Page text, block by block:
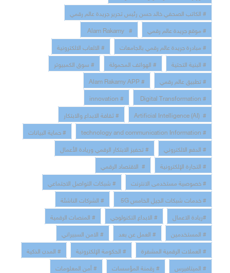
# الكاتب الصحفي خالد حسن رئيس تحرير جريدة عالم رقمي
# موقع جريدة عالم رقمي
# Alam Rakamy
# مبادرة جريدة عالم رقمي بالجامعات
# الالعاب الالكترونية
# البنية التحتية
# الهواتف المحمولة
# سوق الكمبيوتر
# تطبيق عالم رقمي
# Alam Rakamy APP
# Digital Transformation
# innovation
# Artificial Intelligence (AI)
# ثقافة الابداع والابتكار
# technology and communication Information
# حماية البيانات
# الدفع الالكتروني
# تحفيز الابتكار الرقمي وريادة الأعمال
# التجارة الإلكترونية
# الاقتصاد الرقمي
# خصوصية مستخدمى الانترنت
# شبكات التواصل الاجتماعي
# خدمات شبكات الجيل الخامس 5G
# الشركات الناشئة
#ريادة الاعمال
# الابداع التكنولوجي
# المنصات الرقمية
# المستخدمين
# العمل عن بعد
# الامن السبيراني
# العملات الرقمية المشفرة
# الحكومة الإلكترونية
# المدن الذكية
# الميتافيرس
# رقمنة المؤسسات # أمن المعلومات